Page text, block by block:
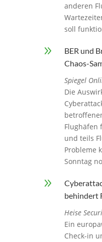
anderen
soll
9
BER und
Chaos-
Spiegel
Die
Flughäfen
und teils
Probleme
Sonntag
9
behindert
Heise
Ein
Check-in